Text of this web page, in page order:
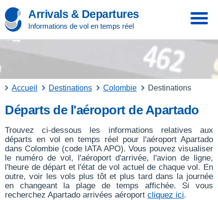
Arrivals & Departures
Informations de vol en temps réel
Accueil Destinations Colombie Destinations
Départs de l'aéroport de Apartado
Trouvez ci-dessous les informations relatives aux
départs en vol en temps réel pour l'aéroport Apartado
dans Colombie (code IATA APO). Vous pouvez visualiser
le numéro de vol, l'aéroport d'arrivée, l'avion de ligne,
l'heure de départ et l'état de vol actuel de chaque vol. En
outre, voir les vols plus tôt et plus tard dans la journée
en changeant la plage de temps affichée. Si vous
recherchez Apartado arrivées aéroport cliquez ici.